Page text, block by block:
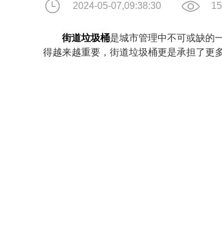
2024-05-07,09:38:30
街道垃圾桶是城市管理中不可或缺的
得越来越重要，街道垃圾桶更是承担了更